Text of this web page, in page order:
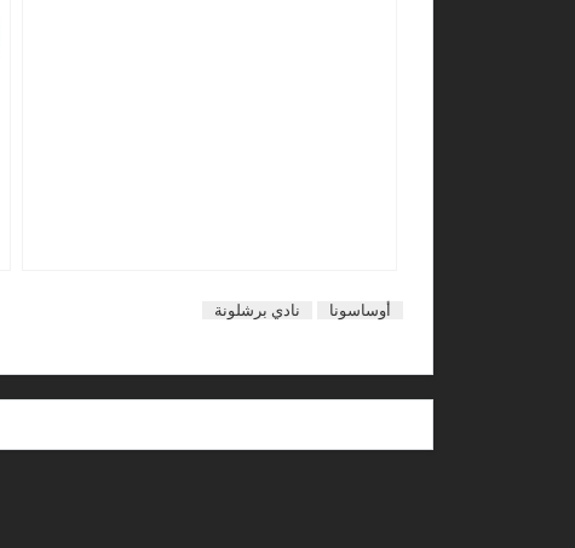
أوساسونا نادي برشلونة